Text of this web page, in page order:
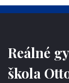
Reálné
škola